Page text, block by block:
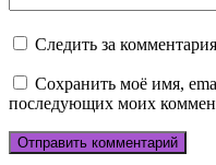
Следить за
Сохранить моё имя,
последующих моих